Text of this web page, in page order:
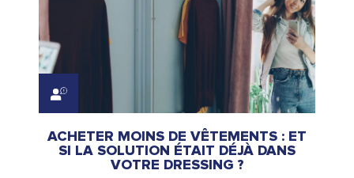
ACHETER MOINS DE VÊTEMENTS : ET
SI LA SOLUTION ÉTAIT DÉJÀ DANS
VOTRE DRESSING ?